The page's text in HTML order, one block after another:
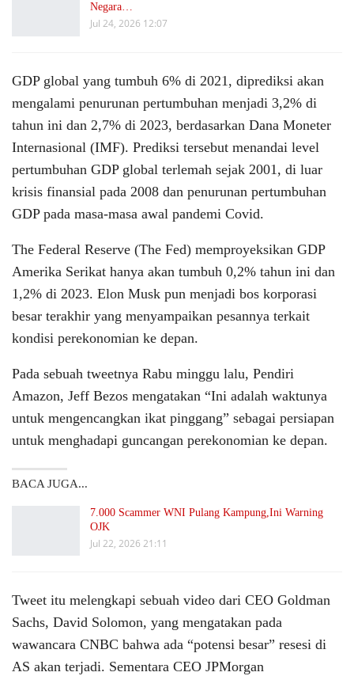
Negara…
Jul 24, 2026 12:07
GDP global yang tumbuh 6% di 2021, diprediksi akan
mengalami penurunan pertumbuhan menjadi 3,2% di
tahun ini dan 2,7% di 2023, berdasarkan Dana Moneter
Internasional (IMF). Prediksi tersebut menandai level
pertumbuhan GDP global terlemah sejak 2001, di luar
krisis finansial pada 2008 dan penurunan pertumbuhan
GDP pada masa-masa awal pandemi Covid.
The Federal Reserve (The Fed) memproyeksikan GDP
Amerika Serikat hanya akan tumbuh 0,2% tahun ini dan
1,2% di 2023. Elon Musk pun menjadi bos korporasi
besar terakhir yang menyampaikan pesannya terkait
kondisi perekonomian ke depan.
Pada sebuah tweetnya Rabu minggu lalu, Pendiri
Amazon, Jeff Bezos mengatakan “Ini adalah waktunya
untuk mengencangkan ikat pinggang” sebagai persiapan
untuk menghadapi guncangan perekonomian ke depan.
BACA JUGA...
7.000 Scammer WNI Pulang Kampung,Ini Warning
OJK
Jul 22, 2026 21:11
Tweet itu melengkapi sebuah video dari CEO Goldman
Sachs, David Solomon, yang mengatakan pada
wawancara CNBC bahwa ada “potensi besar” resesi di
AS akan terjadi. Sementara CEO JPMorgan